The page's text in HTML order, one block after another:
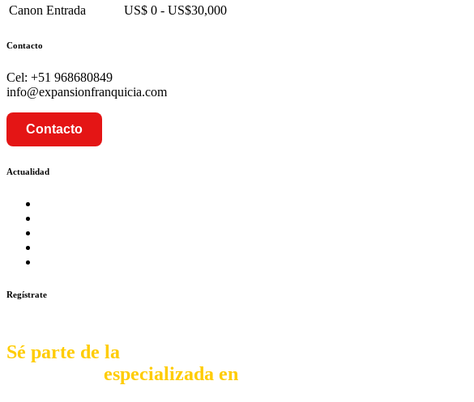
Canon Entrada
US$ 0 - US$30,000
Contacto
Cel: +51 968680849
info@expansionfranquicia.com
Contacto
Actualidad
Regístrate
Sé parte de la
especializada en